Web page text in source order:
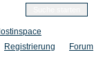
lostinspace
Registrierung Forum